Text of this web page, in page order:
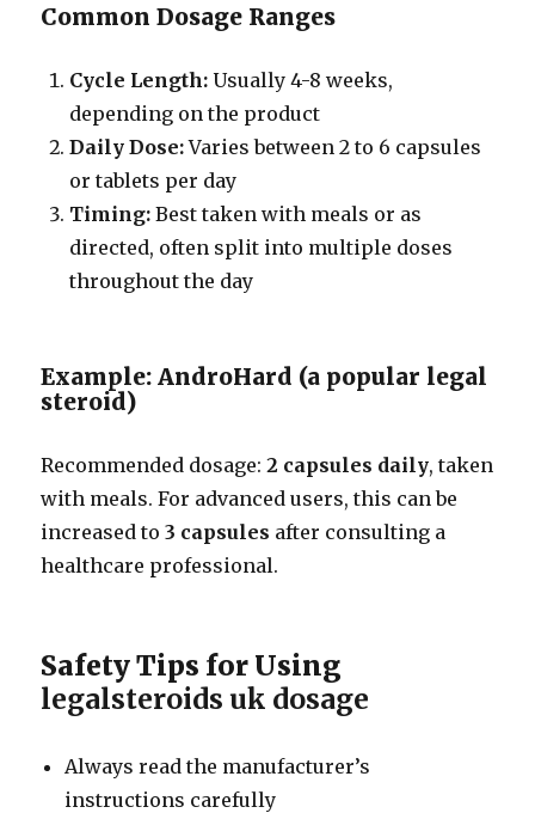
Common Dosage Ranges
Cycle Length: Usually 4-8 weeks,
depending on the product
Daily Dose:Varies between 2 to 6 capsules
or tablets per day
Timing: Best taken with meals or as
directed, often split into multiple doses
throughout the day
Example: AndroHard (a popular legal
steroid)
Recommended dosage:2 capsules daily, taken
with meals. For advanced users, this can be
increased to3 capsules after consulting a
healthcare professional.
Safety Tips for Using
legalsteroids uk dosage
Always read the manufacturer’s
instructions carefully